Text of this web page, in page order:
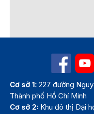
Cơ sở 1: 227 đường
Thành phố Hồ Chí Minh
Cơ sở 2: Khu đô thị Đại